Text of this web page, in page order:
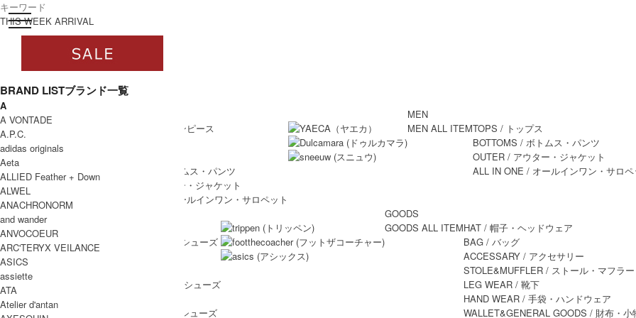
toggle navigation
ログイン
すべてWOMEN
WOMEN ALL ITEM
/ ワンピース
/ ボトムス・パンツ
/ アウター・ジャケット
/ オールインワン・サロペット
MEN
MEN ALL ITEMTOPS / トップス
BOTTOMS / ボトムス・パンツ
OUTER / アウター・ジャケット
ALL IN ONE / オールインワン・サロ
SHOES
SHOES ALL ITEM
DRESS SHOES
/ ドレスシューズ
BOOTS
/ バレエシューズ
/ その他シューズ
GOODS
GOODS ALL ITEMHAT / 帽子・ヘッドウェア
BAG / バッグ
ACCESSARY / アクセサリー
STOLE&MUFFLER / ストール・マフラー
LEG WEAR / 靴下
HAND WEAR / 手袋・ハンドウェア
WALLET&GENERAL GOODS / 財布・小
THIS WEEK ARRIVAL
BRAND LISTブランド一覧
A
A VONTADE
A.P.C.
adidas originals
Aeta
ALLIED Feather + Down
ALWEL
ANACHRONORM
and wander
ANVOCOEUR
ARC'TERYX VEILANCE
ASICS
assiette
ATA
Atelier d'antan